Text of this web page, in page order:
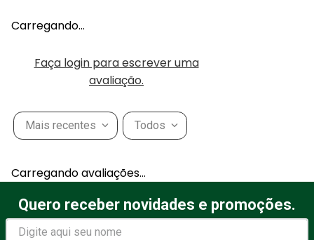
Carregando…
Faça login para escrever uma
avaliação.
Mais recentes Todos
Carregando avaliações…
Quero receber novidades e promoções.